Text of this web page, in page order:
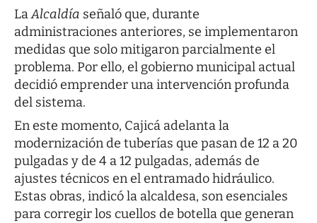
LaAlcaldía señaló que, durante
administraciones anteriores, se implementaron
medidas que solo mitigaron parcialmente el
problema. Por ello, el gobierno municipal actual
decidió emprender una intervención profunda
del sistema.
En este momento, Cajicá adelanta la
modernización de tuberías que pasan de 12 a 20
pulgadas y de 4 a 12 pulgadas, además de
ajustes técnicos en el entramado hidráulico.
Estas obras, indicó la alcaldesa, son esenciales
para corregir los cuellos de botella que generan